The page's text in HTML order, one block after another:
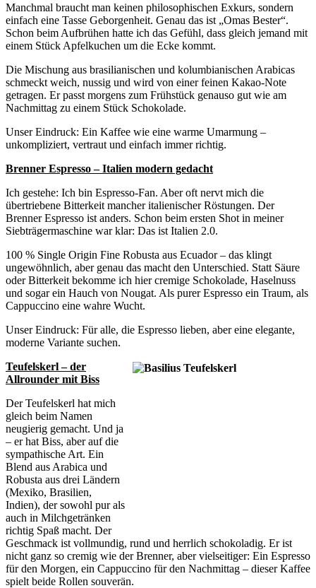
Manchmal braucht man keinen philosophischen Exkurs, sondern
einfach eine Tasse Geborgenheit. Genau das ist „Omas Bester“.
Schon beim Aufbrühen hatte ich das Gefühl, dass gleich jemand mit
einem Stück Apfelkuchen um die Ecke kommt.
Die Mischung aus brasilianischen und kolumbianischen Arabicas
schmeckt weich, nussig und wird von einer feinen Kakao-Note
getragen. Er passt morgens zum Frühstück genauso gut wie am
Nachmittag zu einem Stück Schokolade.
Unser Eindruck: Ein Kaffee wie eine warme Umarmung –
unkompliziert, vertraut und einfach immer richtig.
Brenner Espresso – Italien modern gedacht
Ich gestehe: Ich bin Espresso-Fan. Aber oft nervt mich die
übertriebene Bitterkeit mancher italienischer Röstungen. Der
Brenner Espresso ist anders. Schon beim ersten Shot in meiner
Siebträgermaschine war klar: Das ist Italien 2.0.
100 % Single Origin Fine Robusta aus Ecuador – das klingt
ungewöhnlich, aber genau das macht den Unterschied. Statt Säure
oder Bitterkeit bekomme ich hier cremige Schokolade, Haselnuss
und sogar ein Hauch von Nougat. Als purer Espresso ein Traum, als
Cappuccino eine wahre Wucht.
Unser Eindruck: Für alle, die Espresso lieben, aber eine elegante,
moderne Variante suchen.
Teufelskerl – der
Allrounder mit Biss
Der Teufelskerl hat mich
gleich beim Namen
neugierig gemacht. Und ja
– er hat Biss, aber auf die
sympathische Art. Ein
Blend aus Arabica und
Robusta aus drei Ländern
(Mexiko, Brasilien,
Indien), der sowohl pur als
auch in Milchgetränken
richtig Spaß macht. Der
Geschmack ist vollmundig, rund und herrlich schokoladig. Er ist
nicht ganz so cremig wie der Brenner, aber vielseitiger: Ein Espresso
für den Morgen, ein Cappuccino für den Nachmittag – dieser Kaffee
spielt beide Rollen souverän.